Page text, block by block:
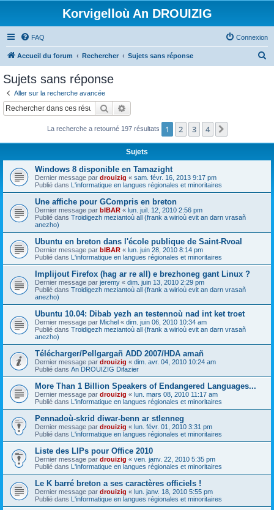
Korvigelloù An DROUIZIG
FAQ Connexion
Accueil du forum Rechercher Sujets sans réponse
c
Sujets sans réponse
Aller sur la recherche avancée
Rechercher
La recherche a retourné 197 résultats 1 2 3 4
Sujets
Windows 8 disponible en Tamazight
Dernier message par drouizig « sam. févr. 16, 2013 9:17 pm
Publié dans L'informatique en langues régionales et minoritaires
Une affiche pour GCompris en breton
Dernier message par bIBAR « lun. juil. 12, 2010 2:56 pm
Publié dans Troidigezh meziantoù all (frank a wirioù evit an darn vrasañ
anezho)
Ubuntu en breton dans l'école publique de Saint-Rvoal
Dernier message par bIBAR « lun. juin 28, 2010 8:14 pm
Publié dans L'informatique en langues régionales et minoritaires
Implijout Firefox (hag ar re all) e brezhoneg gant Linux ?
Dernier message par jeremy « dim. juin 13, 2010 2:29 pm
Publié dans Troidigezh meziantoù all (frank a wirioù evit an darn vrasañ
anezho)
Ubuntu 10.04: Dibab yezh an testennoù nad int ket troet
Dernier message par Michel « dim. juin 06, 2010 10:34 am
Publié dans Troidigezh meziantoù all (frank a wirioù evit an darn vrasañ
anezho)
Télécharger/Pellgargañ ADD 2007/HDA amañ
Dernier message par drouizig « dim. avr. 04, 2010 10:24 am
Publié dans An DROUIZIG Difazier
More Than 1 Billion Speakers of Endangered Languages...
Dernier message par drouizig « lun. mars 08, 2010 11:17 am
Publié dans L'informatique en langues régionales et minoritaires
Pennadoù-skrid diwar-benn ar stlenneg
Dernier message par drouizig « lun. févr. 01, 2010 3:31 pm
Publié dans L'informatique en langues régionales et minoritaires
Liste des LIPs pour Office 2010
Dernier message par drouizig « ven. janv. 22, 2010 5:35 pm
Publié dans L'informatique en langues régionales et minoritaires
Le K barré breton a ses caractères officiels !
Dernier message par drouizig « lun. janv. 18, 2010 5:55 pm
Publié dans L'informatique en langues régionales et minoritaires